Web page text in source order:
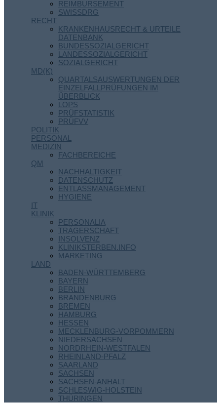
REIMBURSEMENT
SWISSDRG
RECHT
KRANKENHAUSRECHT & URTEILE
DATENBANK
BUNDESSOZIALGERICHT
LANDESSOZIALGERICHT
SOZIALGERICHT
MD(K)
QUARTALSAUSWERTUNGEN DER
EINZELFALLPRÜFUNGEN IM
ÜBERBLICK
LOPS
PRÜFSTATISTIK
PRÜFVV
POLITIK
PERSONAL
MEDIZIN
FACHBEREICHE
QM
NACHHALTIGKEIT
DATENSCHUTZ
ENTLASSMANAGEMENT
HYGIENE
IT
KLINIK
PERSONALIA
TRÄGERSCHAFT
INSOLVENZ
KLINIKSTERBEN.INFO
MARKETING
LAND
BADEN-WÜRTTEMBERG
BAYERN
BERLIN
BRANDENBURG
BREMEN
HAMBURG
HESSEN
MECKLENBURG-VORPOMMERN
NIEDERSACHSEN
NORDRHEIN-WESTFALEN
RHEINLAND-PFALZ
SAARLAND
SACHSEN
SACHSEN-ANHALT
SCHLESWIG-HOLSTEIN
THÜRINGEN